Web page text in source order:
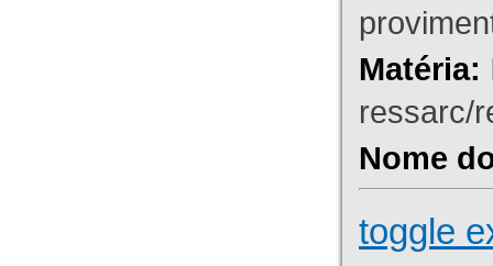
Matéria:
ressarc/
Nome
toggle